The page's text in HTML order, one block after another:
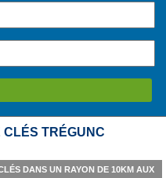
CLÉS TRÉGUNC
DANS UN RAYON DE 10KM AUX